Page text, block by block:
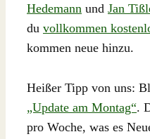
Hedemann und Jan
du vollkommen
kommen neue hinzu.
Heißer Tipp von uns:
„Update am Montag“.
pro Woche, was es